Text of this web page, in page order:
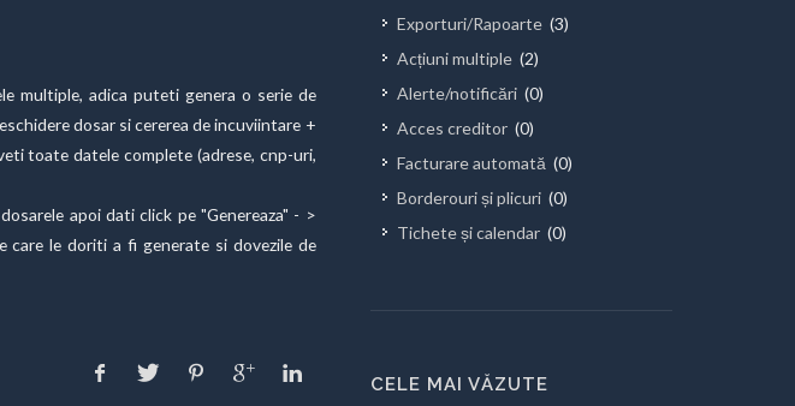
adica puteti genera o serie de
dosar si cererea de incuviintare +
toate datele complete (adrese, cnp-uri,
apoi dati click pe "Genereaza" - >
care le doriti a fi generate si dovezile de
Exporturi/Rapoarte (3)
Acțiuni multiple (2)
Alerte/notificări (0)
Acces creditor (0)
Facturare automată (0)
Borderouri și plicuri (0)
Tichete și calendar (0)
CELE MAI VĂZUTE